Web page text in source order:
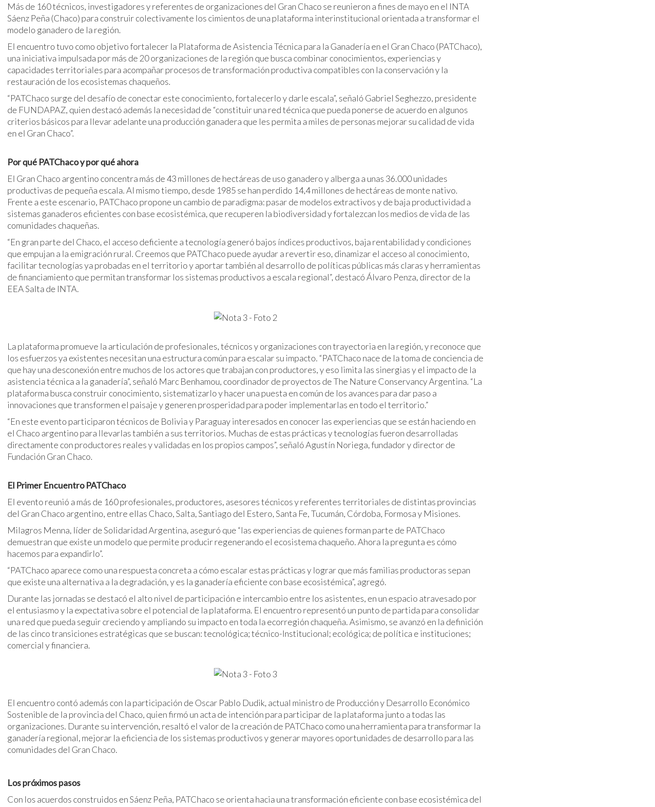
Más de 160 técnicos, investigadores y referentes de organizaciones del Gran Chaco se reunieron a fines de mayo en el INTA
Sáenz Peña (Chaco) para construir colectivamente los cimientos de una plataforma interinstitucional orientada a transformar el
modelo ganadero de la región.
El encuentro tuvo como objetivo fortalecer la Plataforma de Asistencia Técnica para la Ganadería en el Gran Chaco (PATChaco),
una iniciativa impulsada por más de 20 organizaciones de la región que busca combinar conocimientos, experiencias y
capacidades territoriales para acompañar procesos de transformación productiva compatibles con la conservación y la
restauración de los ecosistemas chaqueños.
“PATChaco surge del desafío de conectar este conocimiento, fortalecerlo y darle escala”, señaló Gabriel Seghezzo, presidente
de FUNDAPAZ, quien destacó además la necesidad de “constituir una red técnica que pueda ponerse de acuerdo en algunos
criterios básicos para llevar adelante una producción ganadera que les permita a miles de personas mejorar su calidad de vida
en el Gran Chaco”.
Por qué PATChaco y por qué ahora
El Gran Chaco argentino concentra más de 43 millones de hectáreas de uso ganadero y alberga a unas 36.000 unidades
productivas de pequeña escala. Al mismo tiempo, desde 1985 se han perdido 14,4 millones de hectáreas de monte nativo.
Frente a este escenario, PATChaco propone un cambio de paradigma: pasar de modelos extractivos y de baja productividad a
sistemas ganaderos eficientes con base ecosistémica, que recuperen la biodiversidad y fortalezcan los medios de vida de las
comunidades chaqueñas.
“En gran parte del Chaco, el acceso deficiente a tecnología generó bajos índices productivos, baja rentabilidad y condiciones
que empujan a la emigración rural. Creemos que PATChaco puede ayudar a revertir eso, dinamizar el acceso al conocimiento,
facilitar tecnologías ya probadas en el territorio y aportar también al desarrollo de políticas públicas más claras y herramientas
de financiamiento que permitan transformar los sistemas productivos a escala regional”, destacó Álvaro Penza, director de la
EEA Salta de INTA.
La plataforma promueve la articulación de profesionales, técnicos y organizaciones con trayectoria en la región, y reconoce que
los esfuerzos ya existentes necesitan una estructura común para escalar su impacto. “PATChaco nace de la toma de conciencia de
que hay una desconexión entre muchos de los actores que trabajan con productores, y eso limita las sinergias y el impacto de la
asistencia técnica a la ganadería”, señaló Marc Benhamou, coordinador de proyectos de The Nature Conservancy Argentina. “La
plataforma busca construir conocimiento, sistematizarlo y hacer una puesta en común de los avances para dar paso a
innovaciones que transformen el paisaje y generen prosperidad para poder implementarlas en todo el territorio.”
“En este evento participaron técnicos de Bolivia y Paraguay interesados en conocer las experiencias que se están haciendo en
el Chaco argentino para llevarlas también a sus territorios. Muchas de estas prácticas y tecnologías fueron desarrolladas
directamente con productores reales y validadas en los propios campos”, señaló Agustín Noriega, fundador y director de
Fundación Gran Chaco.
El Primer Encuentro PATChaco
El evento reunió a más de 160 profesionales, productores, asesores técnicos y referentes territoriales de distintas provincias
del Gran Chaco argentino, entre ellas Chaco, Salta, Santiago del Estero, Santa Fe, Tucumán, Córdoba, Formosa y Misiones.
Milagros Menna, líder de Solidaridad Argentina, aseguró que “las experiencias de quienes forman parte de PATChaco
demuestran que existe un modelo que permite producir regenerando el ecosistema chaqueño. Ahora la pregunta es cómo
hacemos para expandirlo”.
“PATChaco aparece como una respuesta concreta a cómo escalar estas prácticas y lograr que más familias productoras sepan
que existe una alternativa a la degradación, y es la ganadería eficiente con base ecosistémica”, agregó.
Durante las jornadas se destacó el alto nivel de participación e intercambio entre los asistentes, en un espacio atravesado por
el entusiasmo y la expectativa sobre el potencial de la plataforma. El encuentro representó un punto de partida para consolidar
una red que pueda seguir creciendo y ampliando su impacto en toda la ecorregión chaqueña. Asimismo, se avanzó en la definición
de las cinco transiciones estratégicas que se buscan: tecnológica; técnico-Institucional; ecológica; de política e instituciones;
comercial y financiera.
El encuentro contó además con la participación de Oscar Pablo Dudik, actual ministro de Producción y Desarrollo Económico
Sostenible de la provincia del Chaco, quien firmó un acta de intención para participar de la plataforma junto a todas las
organizaciones. Durante su intervención, resaltó el valor de la creación de PATChaco como una herramienta para transformar la
ganadería regional, mejorar la eficiencia de los sistemas productivos y generar mayores oportunidades de desarrollo para las
comunidades del Gran Chaco.
Los próximos pasos
Con los acuerdos construidos en Sáenz Peña, PATChaco se orienta hacia una transformación eficiente con base ecosistémica del